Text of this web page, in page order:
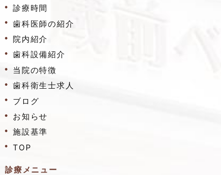
診療時間
歯科医師の紹介
院内紹介
歯科設備紹介
当院の特徴
歯科衛生士求人
ブログ
お知らせ
施設基準
TOP
診療メニュー